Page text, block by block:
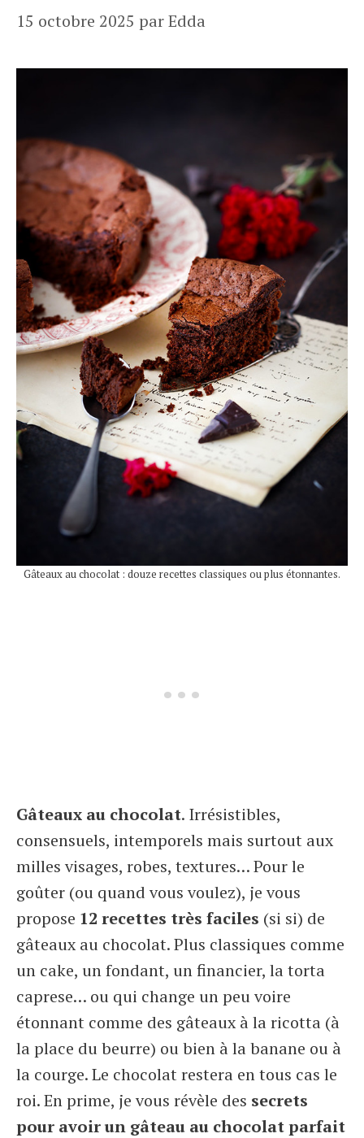
15 octobre 2025 parEdda
Gâteaux au chocolat : douze recettes classiques ou plus étonnantes.
Gâteaux au chocolat. Irrésistibles,
consensuels, intemporels mais surtout aux
milles visages, robes, textures… Pour le
goûter (ou quand vous voulez), je vous
propose 12 recettes très faciles (si si) de
gâteaux au chocolat. Plus classiques comme
un cake, un fondant, un financier, la torta
caprese… ou qui change un peu voire
étonnant comme des gâteaux à la ricotta (à
la place du beurre) ou bien à la banane ou à
la courge. Le chocolat restera en tous cas le
roi. En prime, je vous révèle des secrets
pour avoir un gâteau au chocolat parfait